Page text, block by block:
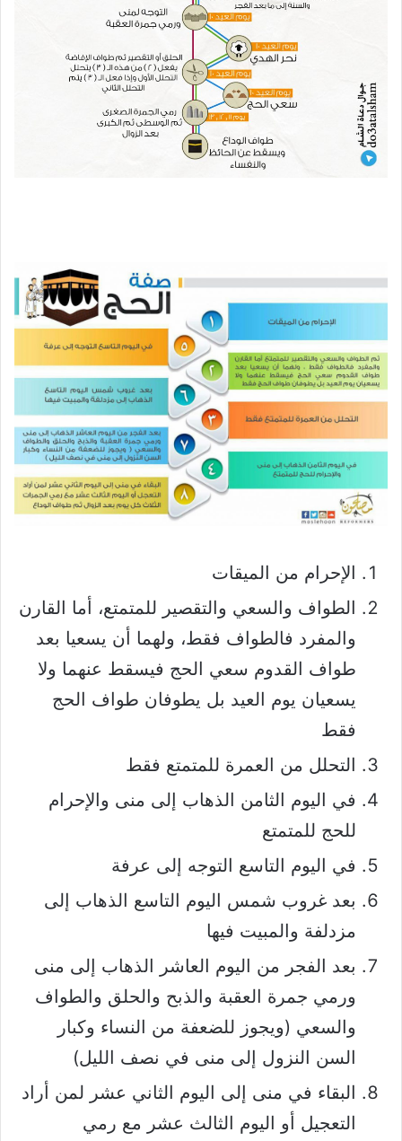
الإحرام من الميقات
الطواف والسعي والتقصير للمتمتع، أما القارن
والمفرد فالطواف فقط، ولهما أن يسعيا بعد
طواف القدوم سعي الحج فيسقط عنهما ولا
يسعيان يوم العيد بل يطوفان طواف الحج
فقط
التحلل من العمرة للمتمتع فقط
في اليوم الثامن الذهاب إلى منى والإحرام
للحج للمتمتع
في اليوم التاسع التوجه إلى عرفة
بعد غروب شمس اليوم التاسع الذهاب إلى
مزدلفة والمبيت فيها
بعد الفجر من اليوم العاشر الذهاب إلى منى
ورمي جمرة العقبة والذبح والحلق والطواف
والسعي (ويجوز للضعفة من النساء وكبار
السن النزول إلى منى في نصف الليل)
البقاء في منى إلى اليوم الثاني عشر لمن أراد
التعجيل أو اليوم الثالث عشر مع رمي